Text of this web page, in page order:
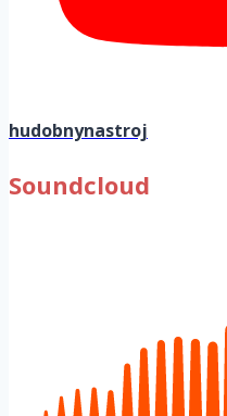
hudobnynastroj
Soundcloud